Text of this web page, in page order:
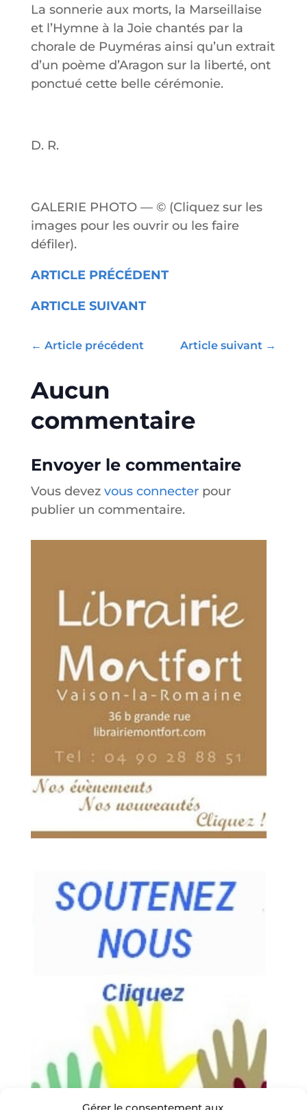
La sonnerie aux morts, la Marseillaise
et l’Hymne à la Joie chantés par la
chorale de Puyméras ainsi qu’un extrait
d’un poème d’Aragon sur la liberté, ont
ponctué cette belle cérémonie.
D. R.
GALERIE PHOTO — © (Cliquez sur les
images pour les ouvrir ou les faire
défiler).
ARTICLE PRÉCÉDENT
ARTICLE SUIVANT
← Article précédent Article suivant →
Aucun
commentaire
Envoyer le commentaire
Vous devez vous connecterpour
publier un commentaire.